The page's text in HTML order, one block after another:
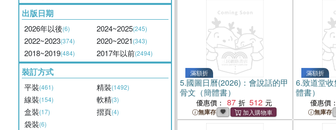
出版日期
2026年以後(6) 2024~2025(245)
2022~2023(374) 2020~2021(343)
2018~2019(484) 2017年以前(2494)
裝訂方式
平裝(461) 精裝(1492)
線裝(154) 軟精(3)
盒裝(17) 摺頁(4)
袋裝(6)
滿額折
5.國圖日曆(2026)：會說話的甲
骨文（簡體書）
優惠價： 87 512
無庫存
滿額折
6.致道堂
體書）
優惠價：
無庫存